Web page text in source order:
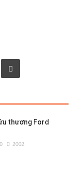
thương Ford
0 2002